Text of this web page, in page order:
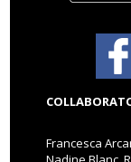
Francesca